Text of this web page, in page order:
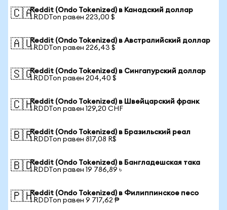
🇨🇦Reddit (Ondo Tokenized) в Канадский доллар
1 RDDTon равен 223,00 $
🇦🇺Reddit (Ondo Tokenized) в Австралийский доллар
1 RDDTon равен 226,43 $
🇸🇬Reddit (Ondo Tokenized) в Сингапурский доллар
1 RDDTon равен 204,40 $
🇨🇭Reddit (Ondo Tokenized) в Швейцарский франк
1 RDDTon равен 129,20 CHF
🇧🇷Reddit (Ondo Tokenized) в Бразильский реал
1 RDDTon равен 817,08 R$
🇧🇩Reddit (Ondo Tokenized) в Бангладешская така
1 RDDTon равен 19 786,89 ৳
🇵🇭Reddit (Ondo Tokenized) в Филиппинское песо
1 RDDTon равен 9 717,62 ₱